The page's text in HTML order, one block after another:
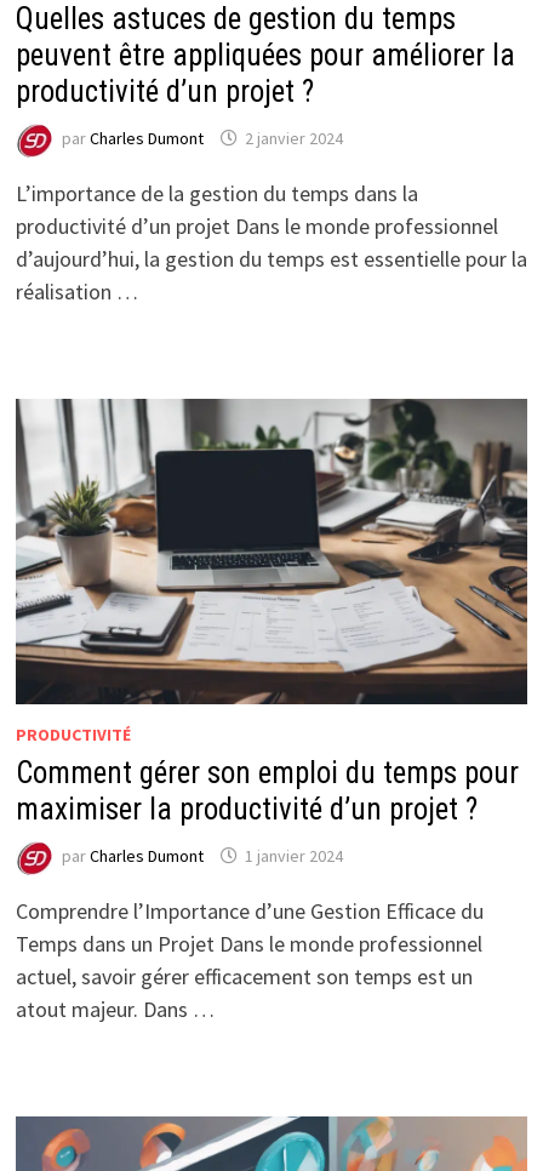
Quelles astuces de gestion du temps
peuvent être appliquées pour améliorer la
productivité d’un projet ?
parCharles Dumont 2 janvier 2024
L’importance de la gestion du temps dans la
productivité d’un projet Dans le monde professionnel
d’aujourd’hui, la gestion du temps est essentielle pour la
réalisation …
PRODUCTIVITÉ
Comment gérer son emploi du temps pour
maximiser la productivité d’un projet ?
parCharles Dumont 1 janvier 2024
Comprendre l’Importance d’une Gestion Efficace du
Temps dans un Projet Dans le monde professionnel
actuel, savoir gérer efficacement son temps est un
atout majeur. Dans …